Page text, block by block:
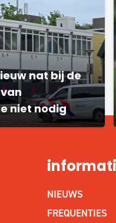
nat bij de
niet nodig
NIEUWS
FREQUENTIES